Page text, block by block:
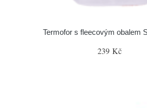
Termofor s fleecovým obalem
239 Kč